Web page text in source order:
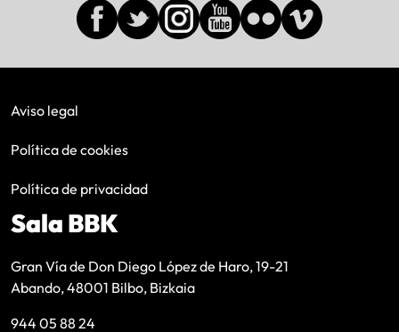
Aviso legal
Política de cookies
Política de privacidad
Sala BBK
Gran Vía de Don Diego López de Haro, 19-21
Abando, 48001 Bilbo, Bizkaia
944 05 88 24